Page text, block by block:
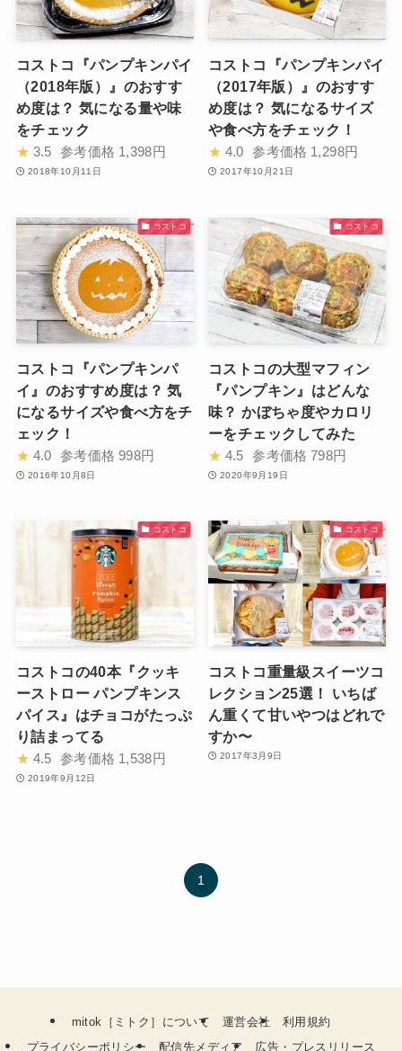
コストコ『パンプキンパイ
（2018年版）』のおすす
め度は？ 気になる量や味
をチェック
★ 3.5 参考価格 1,398円
2018年10月11日
コストコ『パンプキンパイ
（2017年版）』のおすす
め度は？ 気になるサイズ
や食べ方をチェック！
★ 4.0 参考価格 1,298円
2017年10月21日
コストコ
コストコ『パンプキンパ
イ』のおすすめ度は？ 気
になるサイズや食べ方をチ
ェック！
★ 4.0 参考価格 998円
2016年10月8日
コストコ
コストコの大型マフィン
『パンプキン』はどんな
味？ かぼちゃ度やカロリ
ーをチェックしてみた
★ 4.5 参考価格 798円
2020年9月19日
コストコ
コストコの40本『クッキ
ーストロー パンプキンス
パイス』はチョコがたっぷ
り詰まってる
★ 4.5 参考価格 1,538円
2019年9月12日
コストコ
コストコ重量級スイーツコ
レクション25選！ いちば
ん重くて甘いやつはどれで
すか〜
2017年3月9日
1
mitok［ミトク］について 運営会社
利用規約
プライバシーポリシー
配信先メディア 広告・プレスリリース